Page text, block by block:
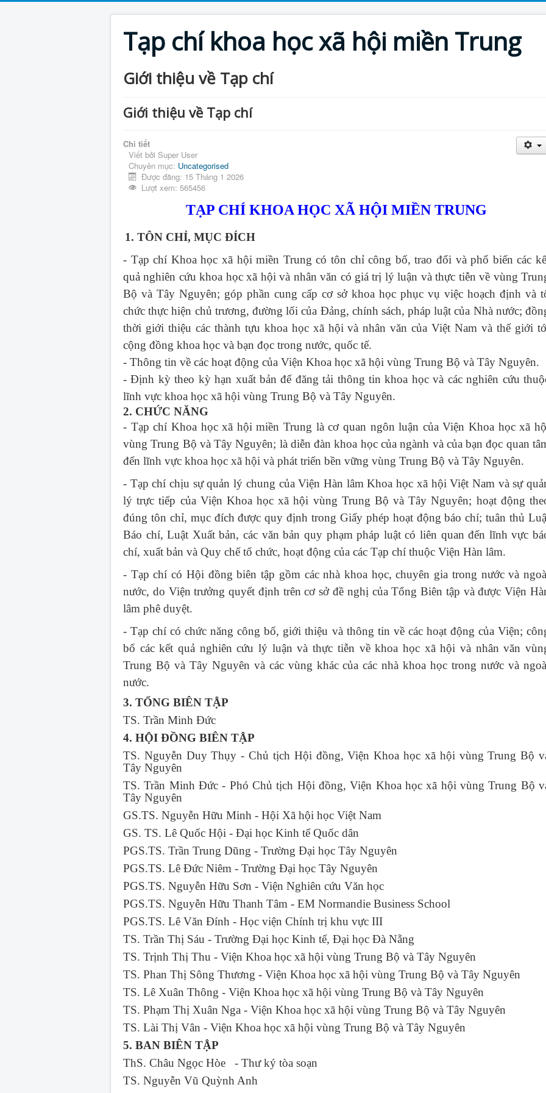
Tạp chí khoa học xã hội miền Trung
Giới thiệu về Tạp chí
Giới thiệu về Tạp chí
Chi tiết
Viết bởi Super User
Chuyên mục: Uncategorised
Được đăng: 15 Tháng 1 2026
Lượt xem: 565456
TẠP CHÍ KHOA HỌC XÃ HỘI MIỀN TRUNG
1. TÔN CHỈ, MỤC ĐÍCH
- Tạp chí Khoa học xã hội miền Trung có tôn chỉ công bố, trao đổi và phổ biến các
quả nghiên cứu khoa học xã hội và nhân văn có giá trị lý luận và thực tiễn về vùng
Bộ và Tây Nguyên; góp phần cung cấp cơ sở khoa học phục vụ việc hoạch định và
chức thực hiện chủ trương, đường lối của Đảng, chính sách, pháp luật của Nhà nước;
thời giới thiệu các thành tựu khoa học xã hội và nhân văn của Việt Nam và thế giới
cộng đồng khoa học và bạn đọc trong nước, quốc tế.
- Thông tin về các hoạt động của Viện Khoa học xã hội vùng Trung Bộ và Tây Nguyên.
- Định kỳ theo kỳ hạn xuất bản để đăng tải thông tin khoa học và các nghiên cứu
lĩnh vực khoa học xã hội vùng Trung Bộ và Tây Nguyên.
2. CHỨC NĂNG
- Tạp chí Khoa học xã hội miền Trung là cơ quan ngôn luận của Viện Khoa học xã
vùng Trung Bộ và Tây Nguyên; là diễn đàn khoa học của ngành và của bạn đọc quan
đến lĩnh vực khoa học xã hội và phát triển bền vững vùng Trung Bộ và Tây Nguyên.
- Tạp chí chịu sự quản lý chung của Viện Hàn lâm Khoa học xã hội Việt Nam và sự
lý trực tiếp của Viện Khoa học xã hội vùng Trung Bộ và Tây Nguyên; hoạt động
đúng tôn chỉ, mục đích được quy định trong Giấy phép hoạt động báo chí; tuân thủ
Báo chí, Luật Xuất bản, các văn bản quy phạm pháp luật có liên quan đến lĩnh vực
chí, xuất bản và Quy chế tổ chức, hoạt động của các Tạp chí thuộc Viện Hàn lâm.
- Tạp chí có Hội đồng biên tập gồm các nhà khoa học, chuyên gia trong nước và
nước, do Viện trưởng quyết định trên cơ sở đề nghị của Tổng Biên tập và được Viện
lâm phê duyệt.
- Tạp chí có chức năng công bố, giới thiệu và thông tin về các hoạt động của Viện;
bố các kết quả nghiên cứu lý luận và thực tiễn về khoa học xã hội và nhân văn
Trung Bộ và Tây Nguyên và các vùng khác của các nhà khoa học trong nước và
nước.
3. TỔNG BIÊN TẬP
TS. Trần Minh Đức
4. HỘI ĐỒNG BIÊN TẬP
TS. Nguyễn Duy Thụy - Chủ tịch Hội đồng, Viện Khoa học xã hội vùng Trung Bộ
Tây Nguyên
TS. Trần Minh Đức - Phó Chủ tịch Hội đồng, Viện Khoa học xã hội vùng Trung Bộ
Tây Nguyên
GS.TS. Nguyễn Hữu Minh - Hội Xã hội học Việt Nam
GS. TS. Lê Quốc Hội - Đại học Kinh tế Quốc dân
PGS.TS. Trần Trung Dũng - Trường Đại học Tây Nguyên
PGS.TS. Lê Đức Niêm - Trường Đại học Tây Nguyên
PGS.TS. Nguyễn Hữu Sơn - Viện Nghiên cứu Văn học
PGS.TS. Nguyễn Hữu Thanh Tâm - EM Normandie Business School
PGS.TS. Lê Văn Đính - Học viện Chính trị khu vực III
TS. Trần Thị Sáu - Trường Đại học Kinh tế, Đại học Đà Nẵng
TS. Trịnh Thị Thu - Viện Khoa học xã hội vùng Trung Bộ và Tây Nguyên
TS. Phan Thị Sông Thương - Viện Khoa học xã hội vùng Trung Bộ và Tây Nguyên
TS. Lê Xuân Thông - Viện Khoa học xã hội vùng Trung Bộ và Tây Nguyên
TS. Phạm Thị Xuân Nga - Viện Khoa học xã hội vùng Trung Bộ và Tây Nguyên
TS. Lài Thị Vân - Viện Khoa học xã hội vùng Trung Bộ và Tây Nguyên
5. BAN BIÊN TẬP
ThS. Châu Ngọc Hòe - Thư ký tòa soạn
TS. Nguyễn Vũ Quỳnh Anh